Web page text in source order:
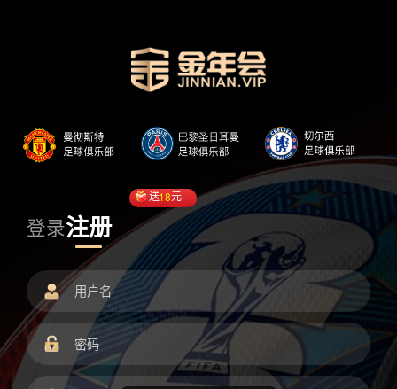
登录注册
送18元